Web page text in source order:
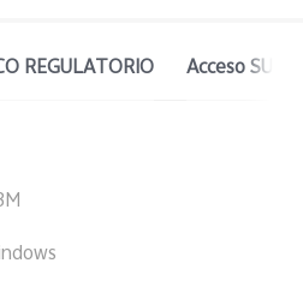
REGULATORIO Acceso